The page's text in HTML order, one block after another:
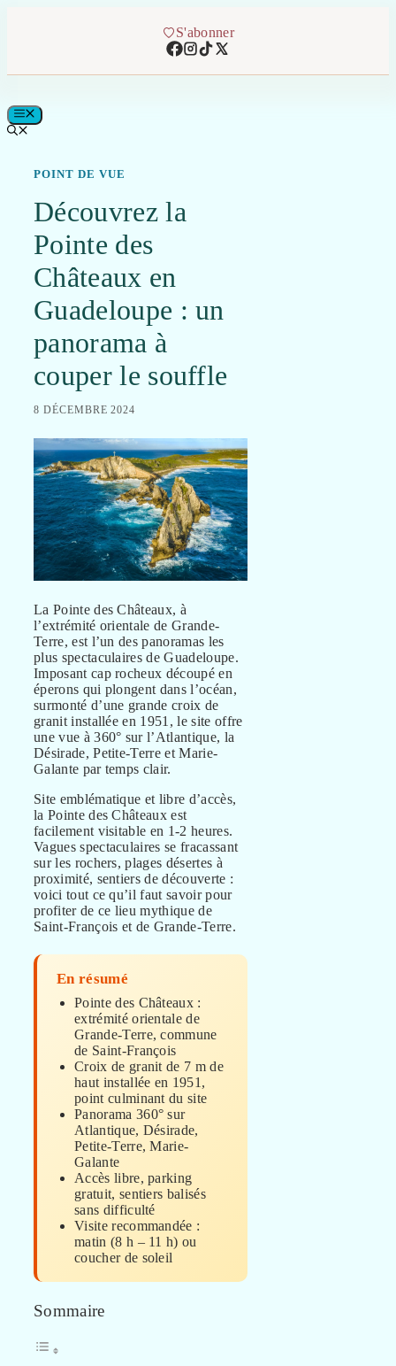
S'abonner
MENU
POINT DE VUE
Découvrez la
Pointe des
Châteaux en
Guadeloupe : un
panorama à
couper le souffle
8 DÉCEMBRE 2024
La Pointe des Châteaux, à
l’extrémité orientale de Grande-
Terre, est l’un des panoramas les
plus spectaculaires de Guadeloupe.
Imposant cap rocheux découpé en
éperons qui plongent dans l’océan,
surmonté d’une grande croix de
granit installée en 1951, le site offre
une vue à 360° sur l’Atlantique, la
Désirade, Petite-Terre et Marie-
Galante par temps clair.
Site emblématique et libre d’accès,
la Pointe des Châteaux est
facilement visitable en 1-2 heures.
Vagues spectaculaires se fracassant
sur les rochers, plages désertes à
proximité, sentiers de découverte :
voici tout ce qu’il faut savoir pour
profiter de ce lieu mythique de
Saint-François et de Grande-Terre.
En résumé
Pointe des Châteaux :
extrémité orientale de
Grande-Terre, commune
de Saint-François
Croix de granit de 7 m de
haut installée en 1951,
point culminant du site
Panorama 360° sur
Atlantique, Désirade,
Petite-Terre, Marie-
Galante
Accès libre, parking
gratuit, sentiers balisés
sans difficulté
Visite recommandée :
matin (8 h – 11 h) ou
coucher de soleil
Sommaire